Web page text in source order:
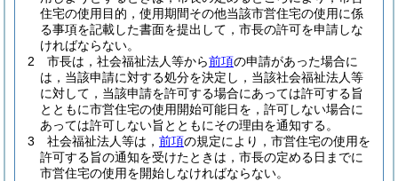
住宅の使用目的，使用期間その他当該市営住宅の使用に係
る事項を記載した書面を提出して，市長の許可を申請しな
ければならない。
2
市長は，社会福祉法人等から前項の申請があった場合に
は，当該申請に対する処分を決定し，当該社会福祉法人等
に対して，当該申請を許可する場合にあっては許可する旨
とともに市営住宅の使用開始可能日を，許可しない場合に
あっては許可しない旨とともにその理由を通知する。
3
社会福祉法人等は， 前項の規定により，市営住宅の使用を
許可する旨の通知を受けたときは，市長の定める日までに
市営住宅の使用を開始しなければならない。